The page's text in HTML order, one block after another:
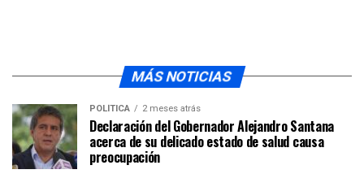
MÁS NOTICIAS
POLÍTICA 2 meses atrás
Declaración del Gobernador Alejandro Santana
acerca de su delicado estado de salud causa
preocupación